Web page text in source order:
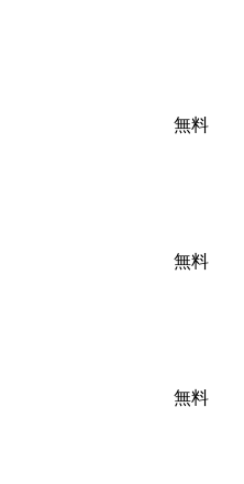
無料
無料
無料